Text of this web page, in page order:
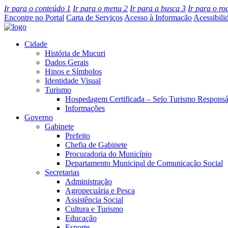
Ir para o conteúdo 1 Ir para o menu 2 Ir para a busca 3 Ir para o
Encontre no Portal Carta de Serviços Acesso à Informação
Cidade
História de Mucuri
Dados Gerais
Hinos e Símbolos
Identidade Visual
Turismo
Hospedagem Certificada – Selo Turismo
Informações
Governo
Gabinete
Prefeito
Chefia de Gabinete
Procuradoria do Município
Departamento Municipal de Comunicação Social
Secretarias
Administração
Agropecuária e Pesca
Assistência Social
Cultura e Turismo
Educação